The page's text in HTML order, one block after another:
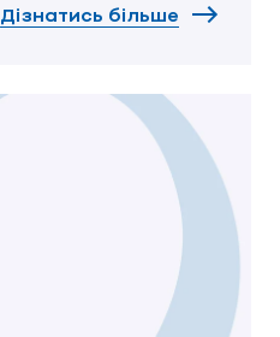
Дізнатись більше